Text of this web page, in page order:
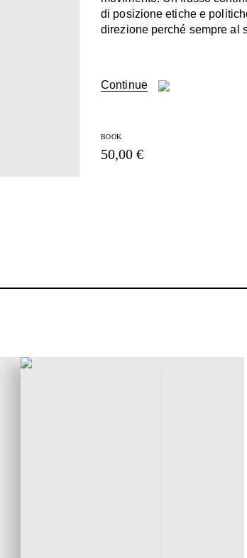
di posizione etiche e
direzione perché sempre al
Continue
BOOK
50,00 €